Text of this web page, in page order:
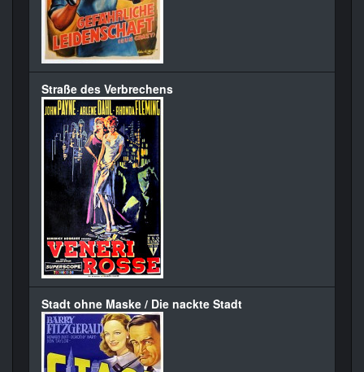
Straße des Verbrechens
Stadt ohne Maske / Die nackte Stadt